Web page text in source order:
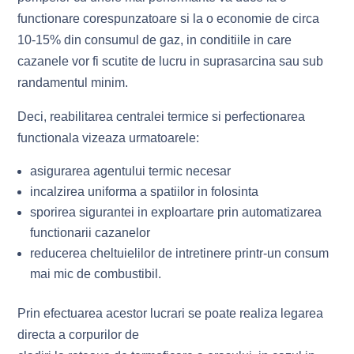
functionare corespunzatoare si la o economie de circa
10-15% din consumul de gaz, in conditiile in care
cazanele vor fi scutite de lucru in suprasarcina sau sub
randamentul minim.
Deci, reabilitarea centralei termice si perfectionarea
functionala vizeaza urmatoarele:
asigurarea agentului termic necesar
incalzirea uniforma a spatiilor in folosinta
sporirea sigurantei in exploartare prin automatizarea
functionarii cazanelor
reducerea cheltuielilor de intretinere printr-un consum
mai mic de combustibil.
Prin efectuarea acestor lucrari se poate realiza legarea
directa a corpurilor de